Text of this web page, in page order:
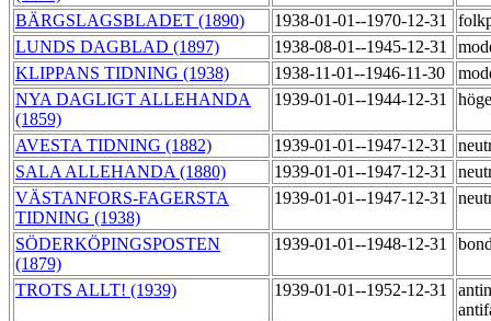
BÄRGSLAGSBLADET (1890) 1938-01-01--1970-12-31
LUNDS DAGBLAD (1897)
1938-08-01--1945-12-31
KLIPPANS TIDNING (1938)
1938-11-01--1946-11-30
NYA DAGLIGT ALLEHANDA
(1859)
1939-01-01--1944-12-31
AVESTA TIDNING (1882) 1939-01-01--1947-12-31
SALA ALLEHANDA (1880)
1939-01-01--1947-12-31
VÄSTANFORS-FAGERSTA
TIDNING (1938)
1939-01-01--1947-12-31
SÖDERKÖPINGSPOSTEN
(1879)
1939-01-01--1948-12-31
TROTS ALLT! (1939) 1939-01-01--1952-12-31